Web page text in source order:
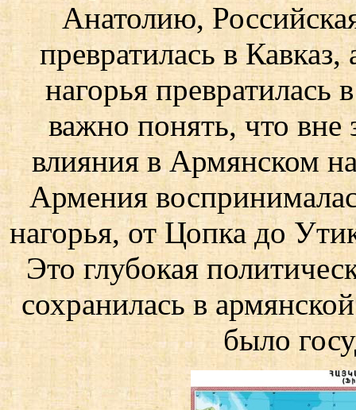
Анатолию,
превратилась в
нагорья
важно понять, что вне
влияния в Армянском
Армения
нагорья, от Цопка до
Это глубокая
сохранилась в
было